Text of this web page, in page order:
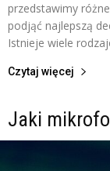
przedstawimy
podjąć najlepszą
Istnieje wiele
Czytaj więcej
Jaki